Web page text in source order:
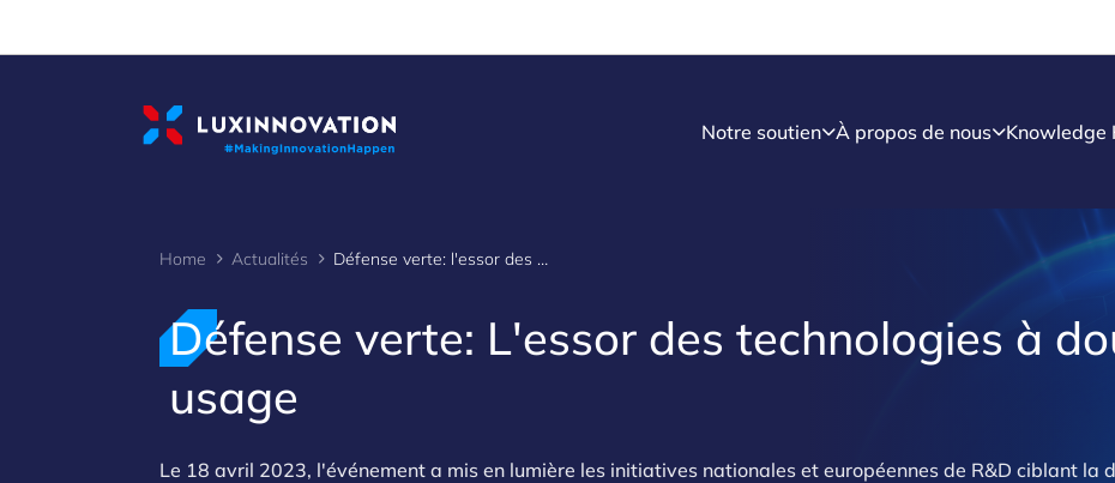
Notre soutien À propos de nous Knowledge
Home Actualités Défense verte: l'essor des technologies à double usage
Défense verte: L'essor des technologies à
usage
Le 18 avril 2023, l'événement a mis en lumière les initiatives nationales et européennes de R&D ciblant la